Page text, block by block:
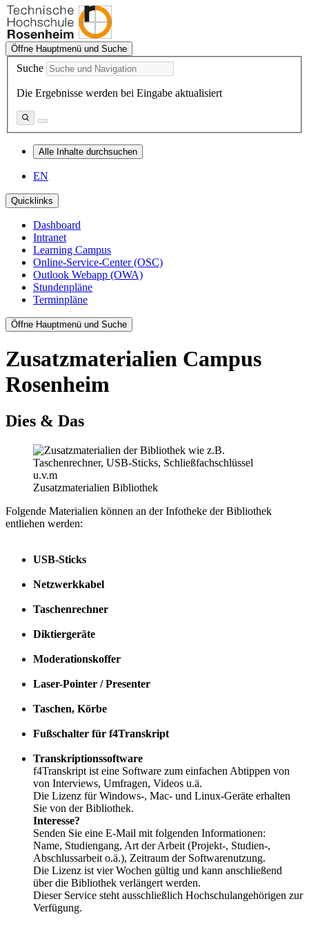
Öffne Hauptmenü und Suche
Suche
Die Ergebnisse werden bei Eingabe aktualisiert
Alle Inhalte durchsuchen
EN
Quicklinks
Dashboard
Intranet
Learning Campus
Online-Service-Center (OSC)
Outlook Webapp (OWA)
Stundenpläne
Terminpläne
Öffne Hauptmenü und Suche
Zusatzmaterialien Campus
Rosenheim
Dies & Das
Zusatzmaterialien Bibliothek
Folgende Materialien können an der Infotheke der Bibliothek
entliehen werden:
USB-Sticks
Netzwerkkabel
Taschenrechner
Diktiergeräte
Moderationskoffer
Laser-Pointer / Presenter
Taschen, Körbe
Fußschalter für f4Transkript
Transkriptionssoftware
f4Transkript ist eine Software zum einfachen Abtippen von
von Interviews, Umfragen, Videos u.ä.
Die Lizenz für Windows-, Mac- und Linux-Geräte erhalten
Sie von der Bibliothek.
Interesse?
Senden Sie eine E-Mail mit folgenden Informationen:
Name, Studiengang, Art der Arbeit (Projekt-, Studien-,
Abschlussarbeit o.ä.), Zeitraum der Softwarenutzung.
Die Lizenz ist vier Wochen gültig und kann anschließend
über die Bibliothek verlängert werden.
Dieser Service steht ausschließlich Hochschulangehörigen zur
Verfügung.